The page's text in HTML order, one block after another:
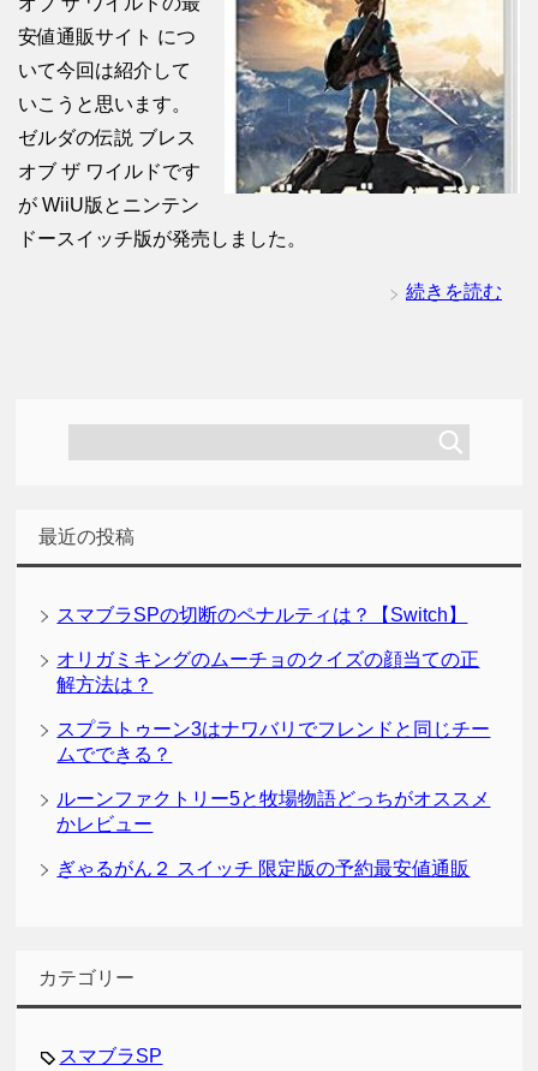
安値通販サイト につ
いて今回は紹介して
いこうと思います。
ゼルダの伝説 ブレス
オブ ザ ワイルドです
が WiiU版とニンテン
ドースイッチ版が発売しました。
続きを読む
最近の投稿
スマブラSPの切断のペナルティは？【Switch】
オリガミキングのムーチョのクイズの顔当ての正
解方法は？
スプラトゥーン3はナワバリでフレンドと同じチー
ムでできる？
ルーンファクトリー5と牧場物語どっちがオススメ
かレビュー
ぎゃるがん２ スイッチ 限定版の予約最安値通販
カテゴリー
スマブラSP